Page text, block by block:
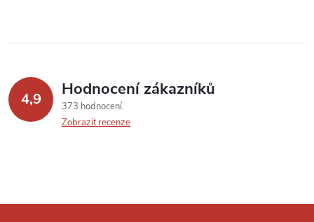
4,9 Hodnocení zákazníků
373 hodnocení
Zobrazit recenze